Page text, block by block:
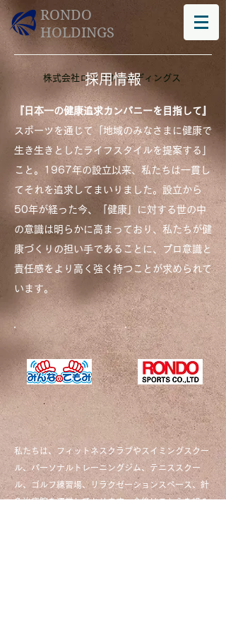
RONDO
HOLDINGS
株式会社ロンドホールディングス
採用情報
『日本一の健康追求カンパニーを目指して』
スポーツを通じて「地域のみなさまに健康で
生き生きとしたライフスタイルを提案する」
こと。1967年の設立以来、私たちは一貫し
てそれを追求してまいりました。設立から
50年が経った今、「健康」に対する世の中
の意識は明らかに高まっており、私たちが健
康づくりの担い手であることに、プロ意識と
責任感をより高く強く持つことが求められて
います。
私たちは、フィットネスクラブやスイミングスクー
ル、パーソナルトレーニングジム、テニススクー
ル、ゴルフ練習場、リラクゼーションスペース、針
灸治療院を運営しております。今後はこれらを組み